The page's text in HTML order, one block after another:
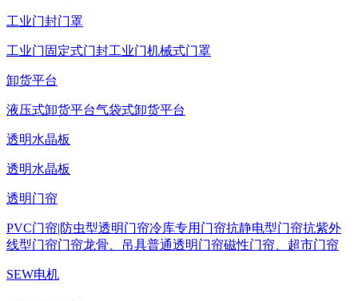
工业门封门罩
工业门固定式门封工业门机械式门罩
卸货平台
液压式卸货平台气袋式卸货平台
透明水晶板
透明水晶板
透明门帘
PVC门帘|防虫型透明门帘冷库专用门帘抗静电型门帘抗紫外
线型门帘门帘龙骨、吊具普通透明门帘磁性门帘、超市门帘
SEW电机